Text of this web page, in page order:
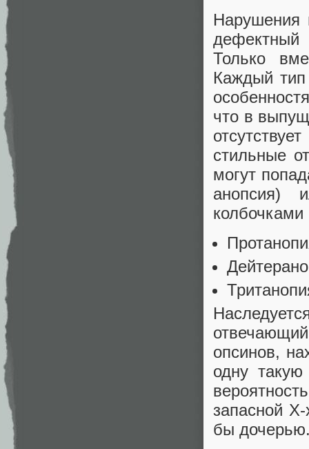
Нарушения
дефектный
Только
Каждый тип
что в
стильные
могут
анопсия)
колбочками
опсинов,
одну
запасной
бы